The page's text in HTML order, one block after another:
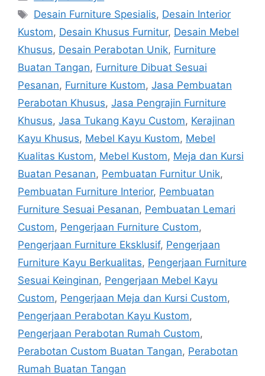
Tags
Desain Furniture Spesialis, Desain Interior
Kustom, Desain Khusus Furnitur, Desain Mebel
Khusus, Desain Perabotan Unik, Furniture
Buatan Tangan, Furniture Dibuat Sesuai
Pesanan, Furniture Kustom, Jasa Pembuatan
Perabotan Khusus, Jasa Pengrajin Furniture
Khusus, Jasa Tukang Kayu Custom, Kerajinan
Kayu Khusus, Mebel Kayu Kustom, Mebel
Kualitas Kustom, Mebel Kustom, Meja dan Kursi
Buatan Pesanan, Pembuatan Furnitur Unik,
Pembuatan Furniture Interior, Pembuatan
Furniture Sesuai Pesanan, Pembuatan Lemari
Custom, Pengerjaan Furniture Custom,
Pengerjaan Furniture Eksklusif, Pengerjaan
Furniture Kayu Berkualitas, Pengerjaan Furniture
Sesuai Keinginan, Pengerjaan Mebel Kayu
Custom, Pengerjaan Meja dan Kursi Custom,
Pengerjaan Perabotan Kayu Kustom,
Pengerjaan Perabotan Rumah Custom,
Perabotan Custom Buatan Tangan, Perabotan
Rumah Buatan Tangan